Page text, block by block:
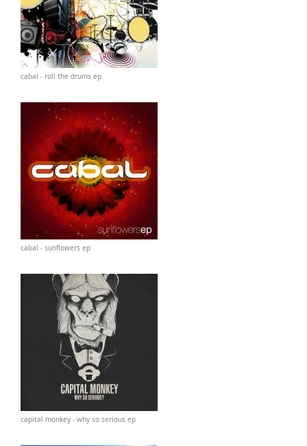
cabal - roll the drums ep
cabal - sunflowers ep
capital monkey - why so serious ep